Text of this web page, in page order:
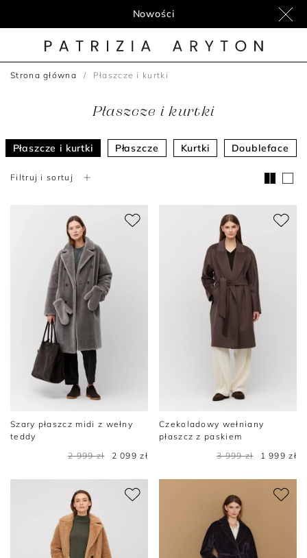
Nowości
Strona główna Płaszcze i kurtki
Płaszcze i kurtki
Płaszcze i kurtki Płaszcze Kurtki Doubleface
Filtruj i sortuj
Szary płaszcz midi z wełny
teddy
2 999 zł
2 099 zł
Czekoladowy wełniany
płaszcz z paskiem
3 999 zł
1 999 zł